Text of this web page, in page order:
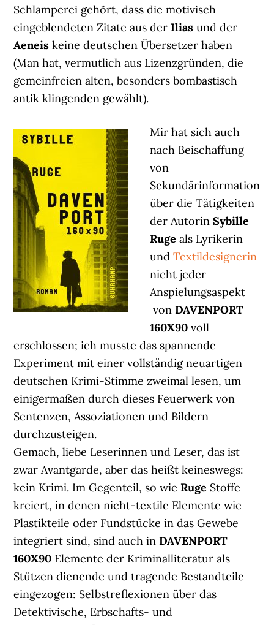
Schlamperei gehört, dass die motivisch
eingeblendeten Zitate aus derIlias und der
Aeneis keine deutschen Übersetzer haben
(Man hat, vermutlich aus Lizenzgründen, die
gemeinfreien alten, besonders bombastisch
antik klingenden gewählt).
Mir hat sich auch
nach Beischaffung
von
Sekundärinformation
über die Tätigkeiten
der AutorinSybille
Rugeals Lyrikerin
undTextildesignerin
nicht jeder
Anspielungsaspekt
vonDAVENPORT
160X90 voll
erschlossen; ich musste das spannende
Experiment mit einer vollständig neuartigen
deutschen Krimi-Stimme zweimal lesen, um
einigermaßen durch dieses Feuerwerk von
Sentenzen, Assoziationen und Bildern
durchzusteigen.
Gemach, liebe Leserinnen und Leser, das ist
zwar Avantgarde, aber das heißt keineswegs:
kein Krimi. Im Gegenteil, so wieRuge Stoffe
kreiert, in denen nicht-textile Elemente wie
Plastikteile oder Fundstücke in das Gewebe
integriert sind, sind auch inDAVENPORT
160X90 Elemente der Kriminalliteratur als
Stützen dienende und tragende Bestandteile
eingezogen: Selbstreflexionen über das
Detektivische, Erbschafts- und